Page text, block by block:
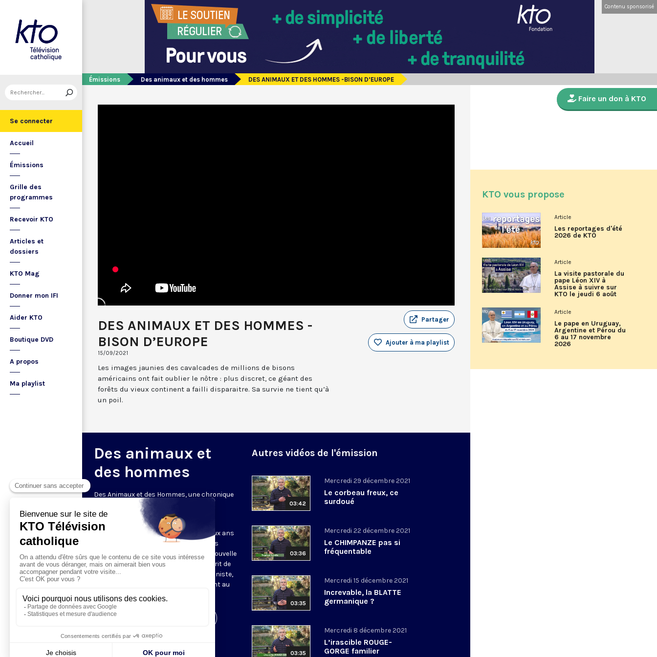
Se connecter
Accueil
Émissions
Grille des
programmes
Recevoir KTO
Articles et
dossiers
KTO Mag
Donner mon IFI
Aider KTO
Boutique DVD
A propos
Ma playlist
Contenu sponsorisé
Émissions Des animaux et des hommes DES ANIMAUX ET DES HOMMES -BISON D’EUROPE
DES ANIMAUX ET DES HOMMES -
BISON D’EUROPE
15/09/2021
Partager
Ajouter à ma playlist
Les images jaunies des cavalcades de millions de bisons
américains ont fait oublier le nôtre : plus discret, ce géant des
forêts du vieux continent a failli disparaitre. Sa survie ne tient qu’à
un poil.
Des animaux et
des hommes
Des Animaux et des Hommes, une chronique
animalière et spirituelle
Le mercredi • 20h30 • 3 min
Tugdual Derville, a stimulé pendant deux ans
nos réflexes chrétiens et citoyens dans
Écologie humaine. Il revient avec une nouvelle
chronique sur les animaux. Dans l’esprit de
Laudato si’, il propose un regard humaniste,
spirituel et original sur un sujet souvent au
coeur de nos préoccupations.
Visiter la page de l'émission
Autres vidéos de l'émission
03:42
Mercredi 29 décembre 2021
Le corbeau freux, ce
surdoué
03:36
Mercredi 22 décembre 2021
Le CHIMPANZE pas si
fréquentable
03:35
Mercredi 15 décembre 2021
Increvable, la BLATTE
germanique ?
03:35
Mercredi 8 décembre 2021
L’irascible ROUGE-
GORGE familier
Faire un don à KTO
KTO vous propose
Article
Les reportages d'été
2026 de KTO
Article
La visite pastorale du
pape Léon XIV à
Assise à suivre sur
KTO le jeudi 6 août
Article
Le pape en Uruguay,
Argentine et Pérou du
6 au 17 novembre
2026